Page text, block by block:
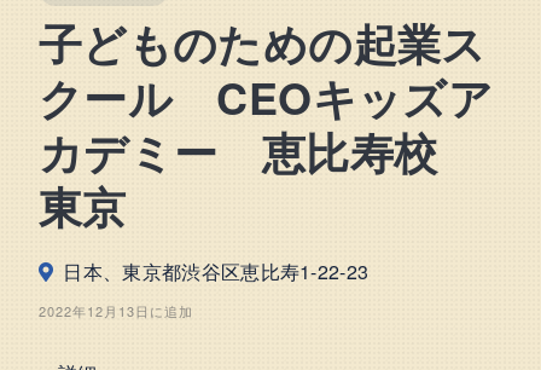
子どものための起業ス
クール CEOキッズア
カデミー 恵比寿校
東京
日本、東京都渋谷区恵比寿1-22-23
2022年12月13日に追加